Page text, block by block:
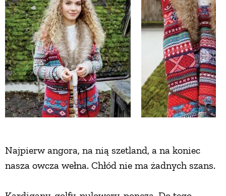
Najpierw angora, na nią szetland, a na koniec
nasza owcza wełna. Chłód nie ma żadnych szans.